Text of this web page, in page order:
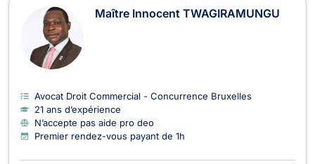
Maître Innocent TWAGIRAMUNGU
Avocat Droit Commercial - Concurrence Bruxelles
21 ans d’expérience
N’accepte pas aide pro deo
Premier rendez-vous payant de 1h